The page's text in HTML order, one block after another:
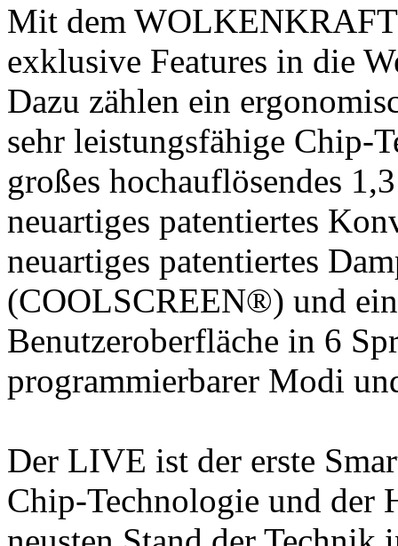
Mit dem
exklusive Features in die
Dazu zählen ein
sehr leistungsfähige Chip-
großes hochauflösendes
neuartiges patentiertes
neuartiges patentiertes
(COOLSCREEN®) und
Benutzeroberfläche in 6
programmierbarer Modi
Der LIVE ist der erste
Chip-Technologie und der